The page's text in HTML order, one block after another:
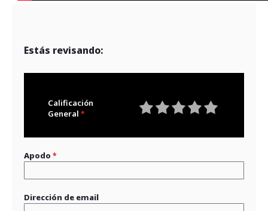
Estás revisando:
Calificación
General
Apodo
Dirección de email